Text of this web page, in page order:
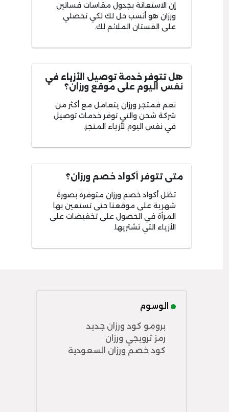
إن الاستعانة بجدول مقاسات فساتين
ورزان هو أنسب حل لك لكي تحصلي
على الفستان الملائم لك.
هل تتوفر خدمة توصيل الأزياء في
نفس اليوم على موقع ورزان؟
نعم فمتجر ورزان يتعامل مع أكثر من
شركة شحن والتي توفر خدمات توصيل
في نفس اليوم لأزياء المتجر.
متى تتوفر أكواد خصم ورزان؟
تظل أكواد خصم ورزان متوفرة بصورة
شهرية على موقعنا حتى تستعين بها
المرأة في الحصول على تخفيضات على
الأزياء التي تشتريها.
الوسوم
برومو كود ورزان جديد
رمز ترويجي ورزان
كود خصم ورزان السعودية